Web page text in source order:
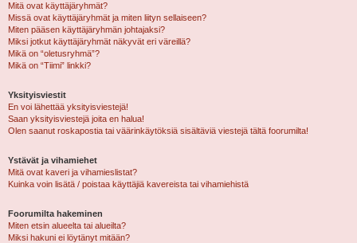
Mitä ovat käyttäjäryhmät?
Missä ovat käyttäjäryhmät ja miten liityn sellaiseen?
Miten pääsen käyttäjäryhmän johtajaksi?
Miksi jotkut käyttäjäryhmät näkyvät eri väreillä?
Mikä on “oletusryhmä”?
Mikä on “Tiimi” linkki?
Yksityisviestit
En voi lähettää yksityisviestejä!
Saan yksityisviestejä joita en halua!
Olen saanut roskapostia tai väärinkäytöksiä sisältäviä viestejä tältä foorumilta!
Ystävät ja vihamiehet
Mitä ovat kaveri ja vihamieslistat?
Kuinka voin lisätä / poistaa käyttäjiä kavereista tai vihamiehistä
Foorumilta hakeminen
Miten etsin alueelta tai alueilta?
Miksi hakuni ei löytänyt mitään?